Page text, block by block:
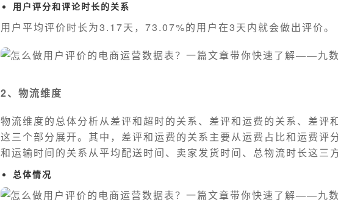
用户评分和评论时长的关系
用户平均评价时长为3.17天，73.07%的用户在3天内就会做出评价。
2、物流维度
物流维度的总体分析从差评和超时的关系、差评和运费的关系、差评
这三个部分展开。其中，差评和运费的关系主要从运费占比和运费评
和运输时间的关系从平均配送时间、卖家发货时间、总物流时长这三
总体情况